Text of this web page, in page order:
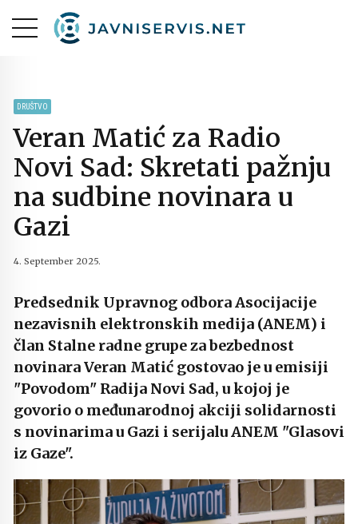
DRUŠTVO
Veran Matić za Radio
Novi Sad: Skretati pažnju
na sudbine novinara u
Gazi
4. September 2025.
Predsednik Upravnog odbora Asocijacije
nezavisnih elektronskih medija (ANEM) i
član Stalne radne grupe za bezbednost
novinara Veran Matić gostovao je u emisiji
"Povodom" Radija Novi Sad, u kojoj je
govorio o međunarodnoj akciji solidarnosti
s novinarima u Gazi i serijalu ANEM "Glasovi
iz Gaze".